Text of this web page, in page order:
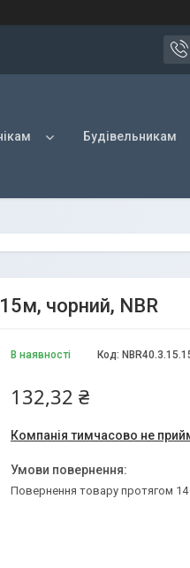
Будівельникам
чорний, NBR
В наявності Код:
132,32 ₴
Компанія тимчасово не
повернення товару протягом 14